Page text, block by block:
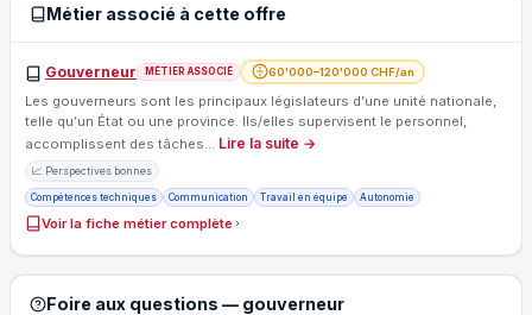
Métier associé à cette offre
Gouverneur MÉTIER ASSOCIÉ 60'000–120'000 CHF/an
Les gouverneurs sont les principaux législateurs d’une unité nationale,
telle qu’un État ou une province. Ils/elles supervisent le personnel,
accomplissent des tâches… Lire la suite →
📈 Perspectives bonnes
Compétences techniques Communication Travail en équipe Autonomie
Voir la fiche métier complète
Foire aux questions — gouverneur